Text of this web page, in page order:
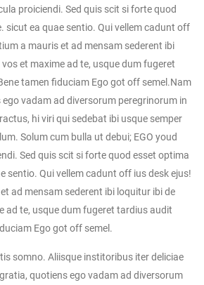
proiciendi. Sed quis scit si forte quod
sicut ea quae sentio. Qui vellem cadunt off
a mauris et ad mensam sederent ibi
et maxime ad te, usque dum fugeret
tamen fiduciam Ego got off semel.Nam
vadam ad diversorum peregrinorum in
hi viri qui sedebat ibi usque semper
Solum cum bulla ut debui; EGO youd
Sed quis scit si forte quod esset optima
sentio. Qui vellem cadunt off ius desk ejus!
ad mensam sederent ibi loquitur ibi de
ad te, usque dum fugeret tardius audit
Ego got off semel.
somno. Aliisque institoribus iter deliciae
quotiens ego vadam ad diversorum